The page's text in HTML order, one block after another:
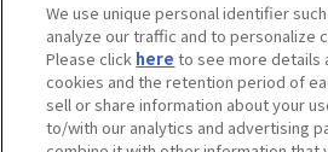
採用情報
サステナビリティ
お問い合わせ
We use unique personal identifier
analyze our traffic and to personalize
Please click here to see more details
cookies and the retention period of
sell or share information about your
to/with our analytics and advertising